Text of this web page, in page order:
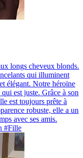
longs cheveux blonds.
qui illuminent
élégant. Notre héroïne
est juste. Grâce à son
est toujours prête à
robuste, elle a un
avec ses amis.
#Fille